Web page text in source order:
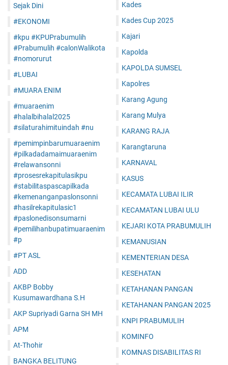
Sejak Dini
#EKONOMI
#kpu #KPUPrabumulih
#Prabumulih #calonWalikota
#nomorurut
#LUBAI
#MUARA ENIM
#muaraenim
#halalbihalal2025
#silaturahimituindah #nu
#pemimpinbarumuaraenim
#pilkadadamaimuaraenim
#relawansonni
#prosesrekapitulasikpu
#stabilitaspascapilkada
#kemenanganpaslonsonni
#hasilrekapitulasic1
#paslonedisonsumarni
#pemilihanbupatimuaraenim
#p
#PT ASL
ADD
AKBP Bobby
Kusumawardhana S.H
AKP Supriyadi Garna SH MH
APM
At-Thohir
BANGKA BELITUNG
Kades
Kades Cup 2025
Kajari
Kapolda
KAPOLDA SUMSEL
Kapolres
Karang Agung
Karang Mulya
KARANG RAJA
Karangtaruna
KARNAVAL
KASUS
KECAMATA LUBAI ILIR
KECAMATAN LUBAI ULU
KEJARI KOTA PRABUMULIH
KEMANUSIAN
KEMENTERIAN DESA
KESEHATAN
KETAHANAN PANGAN
KETAHANAN PANGAN 2025
KNPI PRABUMULIH
KOMINFO
KOMNAS DISABILITAS RI